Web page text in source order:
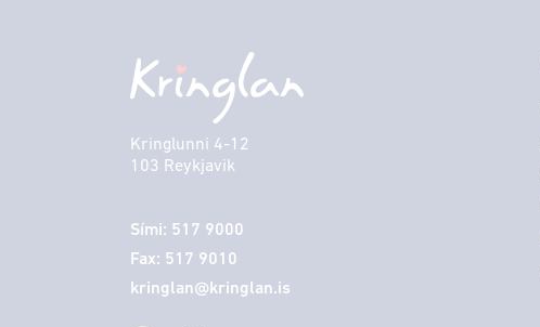
Kringlunni 4-12
103 Reykjavik
Sími: 517 9000
Fax: 517 9010
kringlan@kringlan.is